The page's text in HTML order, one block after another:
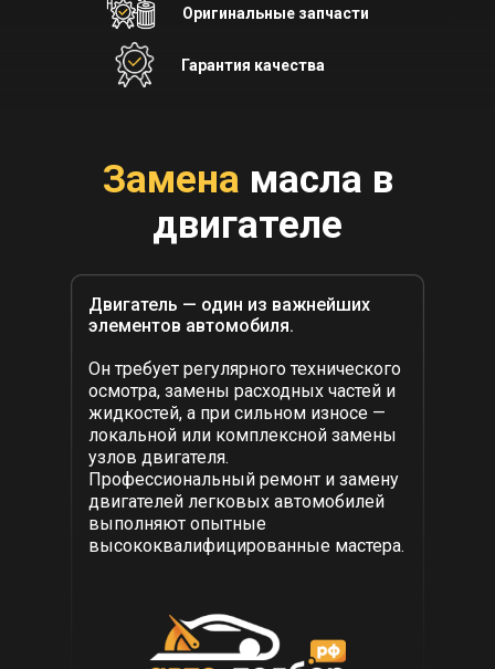
Оригинальные запчасти
Гарантия качества
Замена масла в
двигателе
Он требует регулярного технического
осмотра, замены расходных частей и
жидкостей, а при сильном износе —
локальной или комплексной замены
узлов двигателя.
Профессиональный ремонт и замену
двигателей легковых автомобилей
выполняют опытные
высококвалифицированные мастера.
Двигатель — один из важнейших
элементов автомобиля.